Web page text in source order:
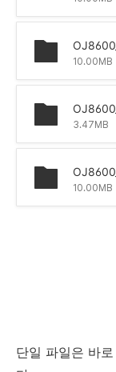
10.00MB
3.47MB
10.00MB
단일 파일은 바